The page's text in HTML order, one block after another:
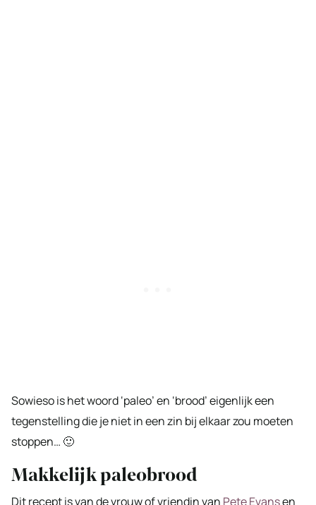
Sowieso is het woord ‘paleo’ en ‘brood’ eigenlijk een
tegenstelling die je niet in een zin bij elkaar zou moeten
stoppen… 🙂
Makkelijk paleobrood
Dit recept is van de vrouw of vriendin van Pete Evansen